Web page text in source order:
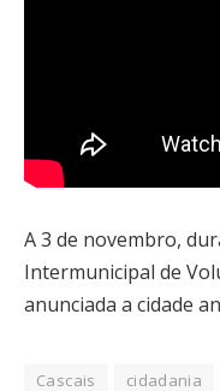
A 3 de novembro,
Intermunicipal de
anunciada a cidade
Cascais cidadania